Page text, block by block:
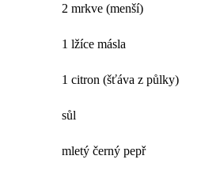
2 mrkve (menší)
1 lžíce másla
1 citron (šťáva z půlky)
sůl
mletý černý pepř